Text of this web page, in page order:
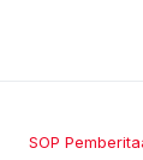
SOP